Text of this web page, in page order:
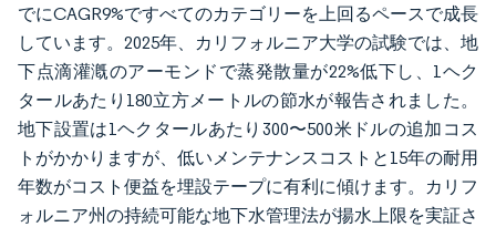
でにCAGR9%ですべてのカテゴリーを上回るペースで成長
しています。2025年、カリフォルニア大学の試験では、地
下点滴灌漑のアーモンドで蒸発散量が22%低下し、1ヘク
タールあたり180立方メートルの節水が報告されました。
地下設置は1ヘクタールあたり300〜500米ドルの追加コス
トがかかりますが、低いメンテナンスコストと15年の耐用
年数がコスト便益を埋設テープに有利に傾けます。カリフ
ォルニア州の持続可能な地下水管理法が揚水上限を実証さ